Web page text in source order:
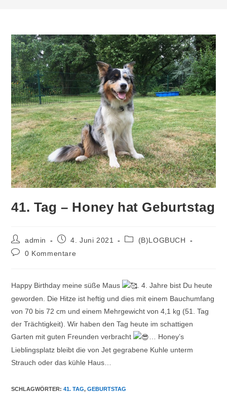
41. Tag – Honey hat Geburtstag
Beitrags-
Autor:
admin
Beitrag4. Juni 2021
Beitrags-
(B)LOGBUCH
Beitrags-
0 Kommentare
Happy Birthday meine süße Maus
. 4. Jahre bist Du heute
geworden. Die Hitze ist heftig und dies mit einem Bauchumfang
von 70 bis 72 cm und einem Mehrgewicht von 4,1 kg (51. Tag
der Trächtigkeit). Wir haben den Tag heute im schattigen
Garten mit guten Freunden verbracht
… Honey’s
Lieblingsplatz bleibt die von Jet gegrabene Kuhle unterm
Strauch oder das kühle Haus…
SCHLAGWÖRTER:41. TAG, GEBURTSTAG